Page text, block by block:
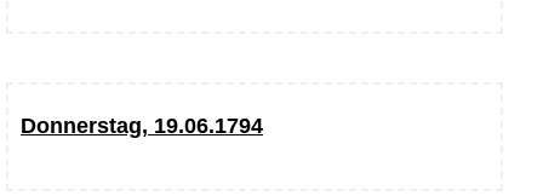
Donnerstag, 19.06.1794